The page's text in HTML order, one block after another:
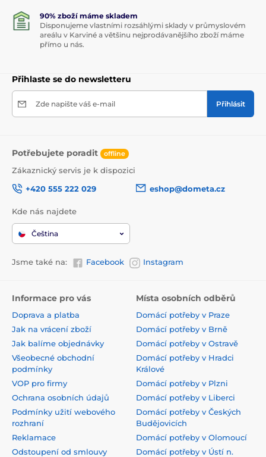
90% zboží máme skladem
Disponujeme vlastními rozsáhlými sklady v průmyslovém
areálu v Karviné a většinu nejprodávanějšího zboží máme
přímo u nás.
Přihlaste se do newsletteru
Zde napište váš e-mail Přihlásit
Potřebujete poradit offline
Zákaznický servis je k dispozici
+420 555 222 029
eshop@dometa.cz
Kde nás najdete
Čeština
Jsme také na: Facebook Instagram
Informace pro vás
Doprava a platba
Jak na vrácení zboží
Jak balíme objednávky
Všeobecné obchodní
podmínky
VOP pro firmy
Ochrana osobních údajů
Podmínky užití webového
rozhraní
Reklamace
Odstoupení od smlouvy
Místa osobních odběrů
Domácí potřeby v Praze
Domácí potřeby v Brně
Domácí potřeby v Ostravě
Domácí potřeby v Hradci
Králové
Domácí potřeby v Plzni
Domácí potřeby v Liberci
Domácí potřeby v Českých
Budějovicích
Domácí potřeby v Olomoucí
Domácí potřeby v Ústí n.